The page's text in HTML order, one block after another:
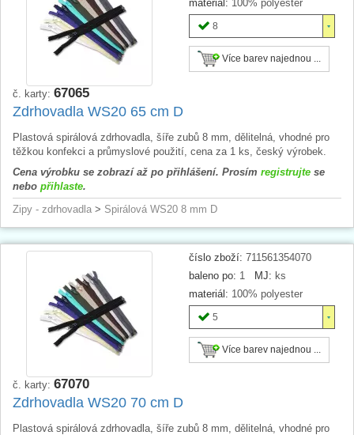
materiál: 100% polyester
8
Více barev najednou ...
č. karty: 67065
Zdrhovadla WS20 65 cm D
Plastová spirálová zdrhovadla, šíře zubů 8 mm, dělitelná, vhodné pro
těžkou konfekci a průmyslové použití, cena za 1 ks, český výrobek.
Cena výrobku se zobrazí až po přihlášení. Prosím registrujte se
nebo přihlaste.
Zipy - zdrhovadla > Spirálová WS20 8 mm D
číslo zboží: 711561354070
baleno po: 1 MJ: ks
materiál: 100% polyester
5
Více barev najednou ...
č. karty: 67070
Zdrhovadla WS20 70 cm D
Plastová spirálová zdrhovadla, šíře zubů 8 mm, dělitelná, vhodné pro